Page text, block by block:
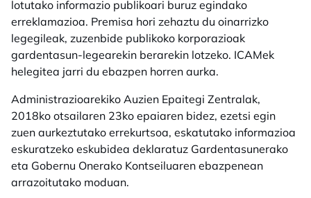
lotutako informazio publikoari buruz egindako
erreklamazioa. Premisa hori zehaztu du oinarrizko
legegileak, zuzenbide publikoko korporazioak
gardentasun-legearekin berarekin lotzeko. ICAMek
helegitea jarri du ebazpen horren aurka.
Administrazioarekiko Auzien Epaitegi Zentralak,
2018ko otsailaren 23ko epaiaren bidez, ezetsi egin
zuen aurkeztutako errekurtsoa, eskatutako informazioa
eskuratzeko eskubidea deklaratuz Gardentasunerako
eta Gobernu Onerako Kontseiluaren ebazpenean
arrazoitutako moduan.